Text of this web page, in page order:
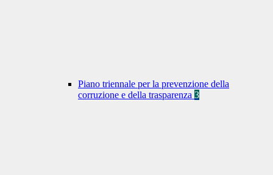
Piano triennale per la prevenzione della
corruzione e della trasparenza 3